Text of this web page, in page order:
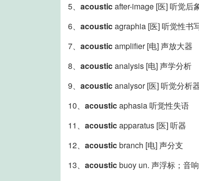
5、 acousticafter-image [医] 听觉后
6、 acousticagraphia [医] 听觉性书
7、 acousticamplifier [电] 声放大器
8、 acousticanalysis [电] 声学分析
9、 acousticanalysor [医] 听觉分析
10、 acousticaphasia 听觉性失语
11、 acousticapparatus [医] 听器
12、 acousticbranch [电] 声分支
13、 acousticbuoy un. 声浮标；音